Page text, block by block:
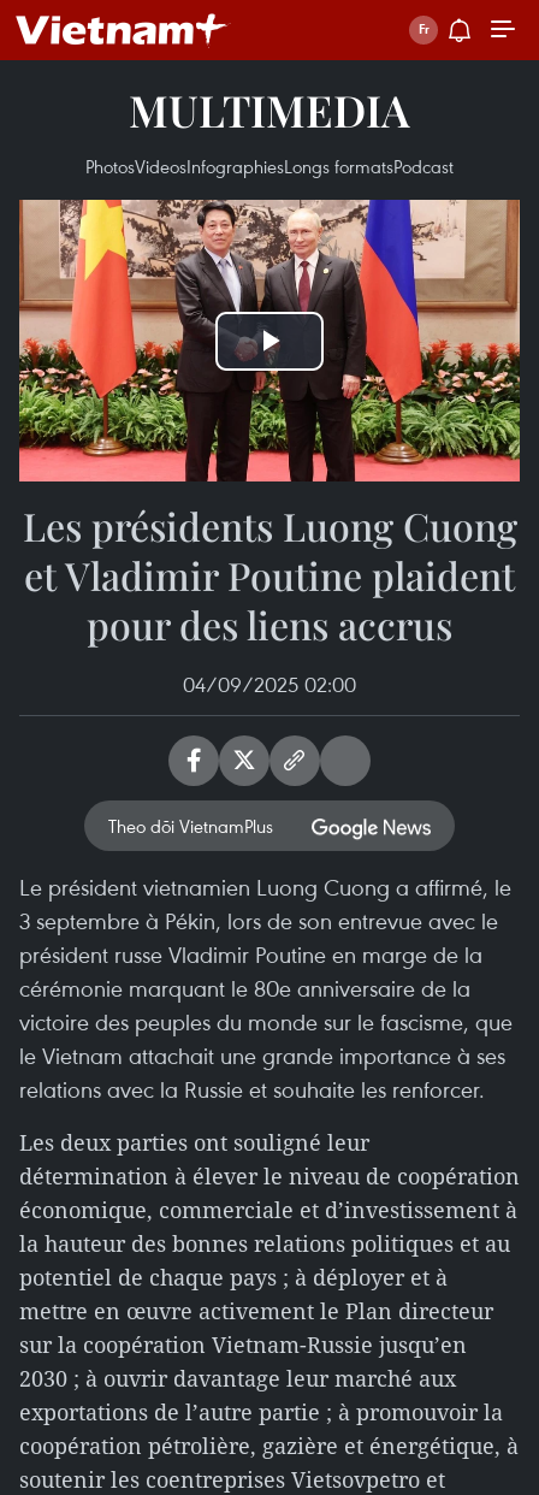
MULTIMEDIA
PhotosVideosInfographiesLongs formatsPodcast
Play
Video
Les présidents Luong Cuong
et Vladimir Poutine plaident
pour des liens accrus
04/09/2025 02:00
Theo dõi VietnamPlus
Le président vietnamien Luong Cuong a affirmé, le
3 septembre à Pékin, lors de son entrevue avec le
président russe Vladimir Poutine en marge de la
cérémonie marquant le 80e anniversaire de la
victoire des peuples du monde sur le fascisme, que
le Vietnam attachait une grande importance à ses
relations avec la Russie et souhaite les renforcer.
Les deux parties ont souligné leur
détermination à élever le niveau de coopération
économique, commerciale et d’investissement à
la hauteur des bonnes relations politiques et au
potentiel de chaque pays ; à déployer et à
mettre en œuvre activement le Plan directeur
sur la coopération Vietnam-Russie jusqu’en
2030 ; à ouvrir davantage leur marché aux
exportations de l’autre partie ; à promouvoir la
coopération pétrolière, gazière et énergétique, à
soutenir les coentreprises Vietsovpetro et